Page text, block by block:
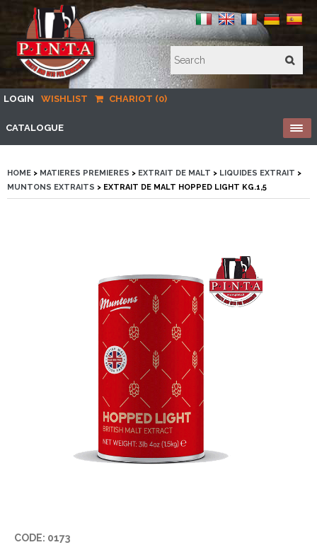
LOGIN WISHLIST CHARIOT (0)
CATALOGUE
HOME > MATIERES PREMIERES > EXTRAIT DE MALT > LIQUIDES EXTRAIT >
MUNTONS EXTRAITS > EXTRAIT DE MALT HOPPED LIGHT KG.1,5
CODE: 0173